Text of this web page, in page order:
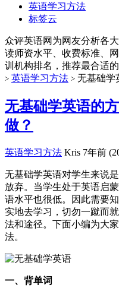
英语学习方法
标签云
众评英语网为网友分析各
读师资水平、收费标准、
训机构排名，推荐最合适
> 英语学习方法 > 无基础学
无基础学英语的
做？
英语学习方法 Kris 7年前
无基础学英语对学生来说
放弃。当学生处于英语启
语水平也很低。因此需要
实地去学习，切勿一蹴而
法和途径。下面小编为大
法。
一、背单词